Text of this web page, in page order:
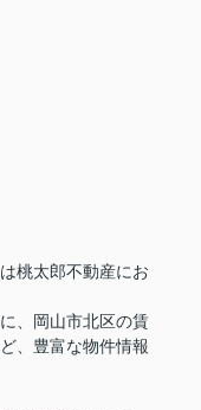
桃太郎不動産にお
、岡山市北区の賃
、豊富な物件情報